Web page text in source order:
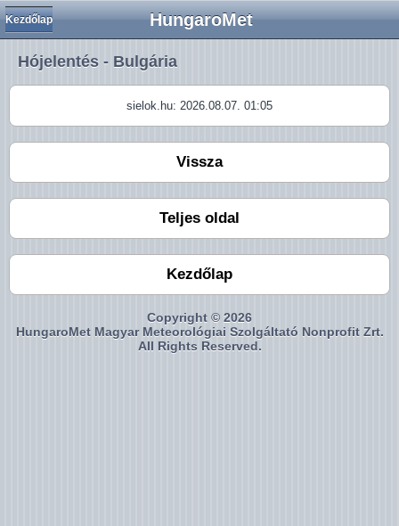
HungaroMet
Kezdőlap
Hójelentés - Bulgária
sielok.hu: 2026.08.07. 01:05
Vissza
Teljes oldal
Kezdőlap
Copyright © 2026
HungaroMet Magyar Meteorológiai Szolgáltató Nonprofit Zrt.
All Rights Reserved.